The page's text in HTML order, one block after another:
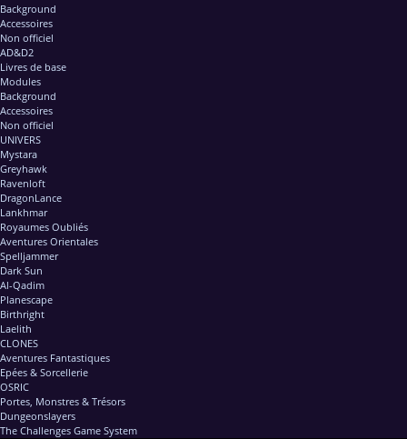
Background
Accessoires
Non officiel
AD&D2
Livres de base
Modules
Background
Accessoires
Non officiel
UNIVERS
Mystara
Greyhawk
Ravenloft
DragonLance
Lankhmar
Royaumes Oubliés
Aventures Orientales
Spelljammer
Dark Sun
Al-Qadim
Planescape
Birthright
Laelith
CLONES
Aventures Fantastiques
Epées & Sorcellerie
OSRIC
Portes, Monstres & Trésors
Dungeonslayers
The Challenges Game System